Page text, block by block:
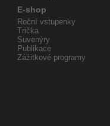
E-shop
Roční vstupenky
Trička
Suvenýry
Publikace
Zážitkové programy